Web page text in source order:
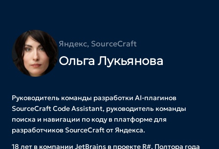
Яндекс, SourceCraft
Ольга Лукьянова
Руководитель команды разработки AI-плагинов
SourceCraft Code Assistant, руководитель команды
поиска и навигации по коду в платформе для
разработчиков SourceCraft от Яндекса.
18 лет в компании JetBrains в проекте R#. Полтора года